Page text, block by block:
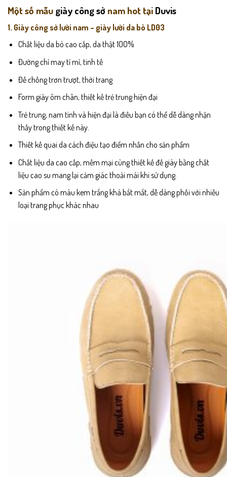
Một số mẫu giày công sở nam hot tại Duvis
1. Giày công sở lười nam – giày lười da bò LD03
Chất liệu da bò cao cấp, da thật 100%
Đường chỉ may tỉ mỉ, tinh tế
Đế chống trơn trượt, thời trang
Form giày ôm chân, thiết kế trẻ trung hiện đại
Trẻ trung, nam tính và hiện đại là điều bạn có thể dễ dàng nhận
thấy trong thiết kế này.
Thiết kế quai da cách điệu tạo điểm nhấn cho sản phẩm
Chất liệu da cao cấp, mềm mại cùng thiết kế đế giày bằng chất
liệu cao su mang lại cảm giác thoải mái khi sử dụng.
Sản phẩm có màu kem trắng khá bắt mắt, dễ dàng phối với nhiều
loại trang phục khác nhau